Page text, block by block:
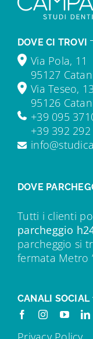
DOVE CI TROVI
Via Pola, 11
95127
Via Teseo, 13
95126
+39 095
+39 392
DOVE
Tutti i clienti
parcheggio
parcheggio si
fermata Metro
CANALI SOCIAL